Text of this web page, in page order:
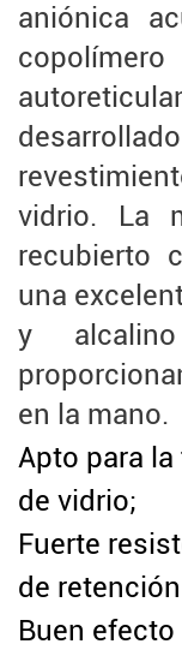
aniónica
vidrio. La
recubierto
una
y
en la mano.
Apto para
de vidrio;
Fuerte
de
Buen